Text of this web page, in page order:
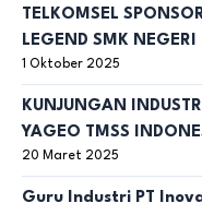
TELKOMSEL
LEGEND SMK NEGERI
1 Oktober 2025
KUNJUNGAN
YAGEO TMSS
20 Maret 2025
Guru Industri PT